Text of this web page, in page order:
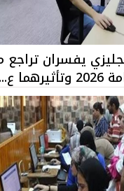
يفسران تراجع
ع...